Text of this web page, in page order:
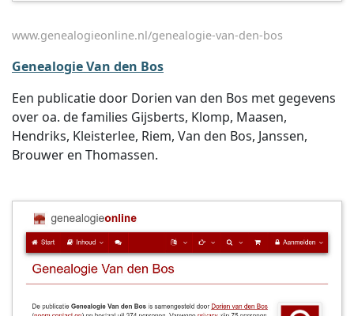
www.genealogieonline.nl/genealogie-van-den-bos
Genealogie Van den Bos
Een publicatie door Dorien van den Bos met gegevens
over oa. de families Gijsberts, Klomp, Maasen,
Hendriks, Kleisterlee, Riem, Van den Bos, Janssen,
Brouwer en Thomassen.